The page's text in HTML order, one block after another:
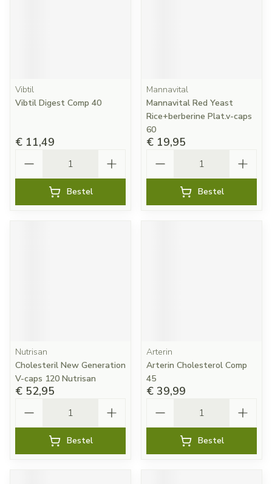
Vibtil
Vibtil Digest Comp 40
€ 11,49
Bestel
Mannavital
Mannavital Red Yeast
Rice+berberine Plat.v-caps
60
€ 19,95
Bestel
Nutrisan
Cholesteril New Generation
V-caps 120 Nutrisan
€ 52,95
Bestel
Arterin
Arterin Cholesterol Comp
45
€ 39,99
Bestel